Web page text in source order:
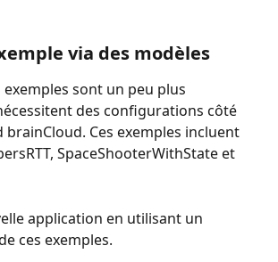
via des modèles
exemples sont un peu plus
des configurations côté
Ces exemples incluent
SpaceShooterWithState et
application en utilisant un
ces exemples.